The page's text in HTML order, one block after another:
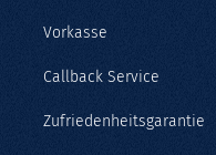
Vorkasse
Callback Service
Zufriedenheitsgarantie